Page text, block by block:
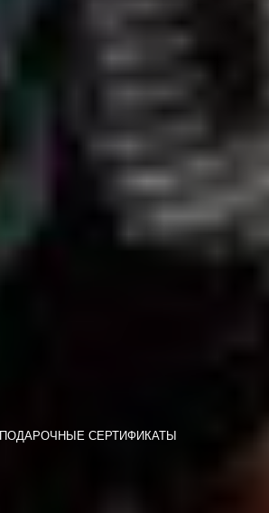
ПОДАРОЧНЫЕ СЕРТИФИКАТЫ